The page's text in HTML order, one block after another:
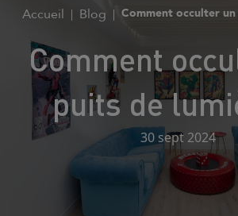
Accueil Blog Comment occulter
Comment
puits de
30 sept 2024